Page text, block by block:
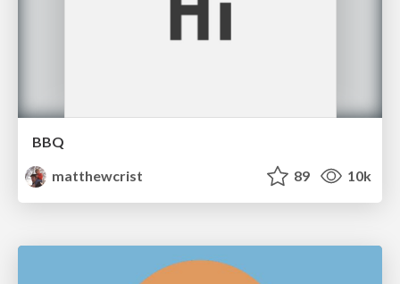
BBQ
matthewcrist
89 10k